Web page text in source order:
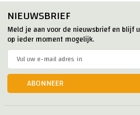
NIEUWSBRIEF
Meld je aan voor de nieuwsbrief en blijf
op ieder moment mogelijk.
ABONNEER